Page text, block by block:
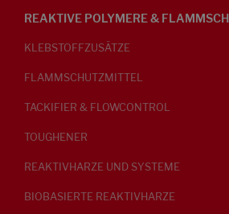
REAKTIVE POLYMERE &
KLEBSTOFFZUSÄTZE
FLAMMSCHUTZMITTEL
TACKIFIER & FLOWCONTROL
TOUGHENER
REAKTIVHARZE UND SYSTEME
BIOBASIERTE REAKTIVHARZE